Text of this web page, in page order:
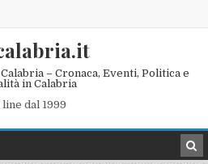
– Cronaca, Eventi, Politica e
in Calabria
line dal 1999